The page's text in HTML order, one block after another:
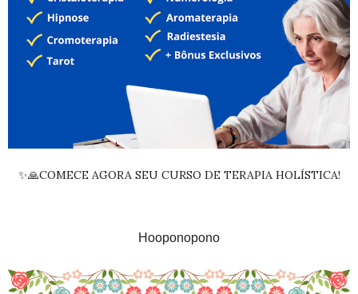
✨🙏COMECE AGORA SEU CURSO DE TERAPIA HOLÍSTICA!
Hooponopono